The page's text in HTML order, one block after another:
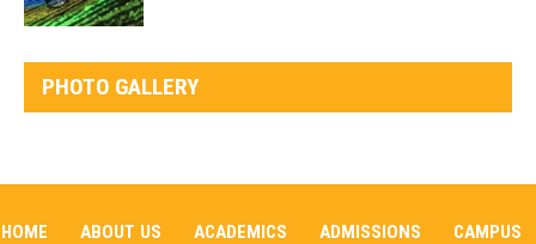
PHOTO GALLERY
HOME ABOUT US ACADEMICS ADMISSIONS CAMPUS